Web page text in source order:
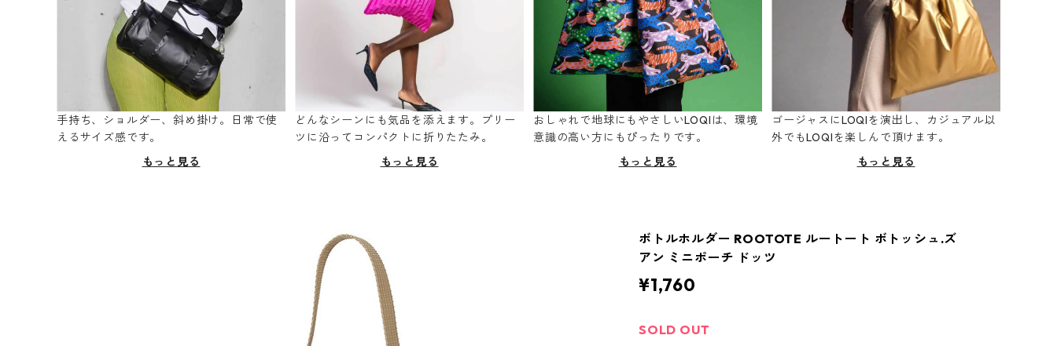
手持ち、ショルダー、斜め掛け。日常で使
えるサイズ感です。
もっと見る
どんなシーンにも気品を添えます。プリー
ツに沿ってコンパクトに折りたたみ。
もっと見る
おしゃれで地球にもやさしいLOQIは、環境
意識の高い方にもぴったりです。
もっと見る
ゴージャスにLOQIを演出し、カジュアル以
外でもLOQIを楽しんで頂けます。
もっと見る
ボトルホルダー ROOTOTE ルートート ボトッシュ.ズ
アン ミニポーチ ドッツ
¥1,760
SOLD OUT